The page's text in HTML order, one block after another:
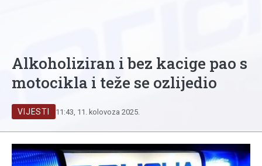
Alkoholiziran i bez kacige pao s
motocikla i teže se ozlijedio
VIJESTI 11:43, 11. kolovoza 2025.